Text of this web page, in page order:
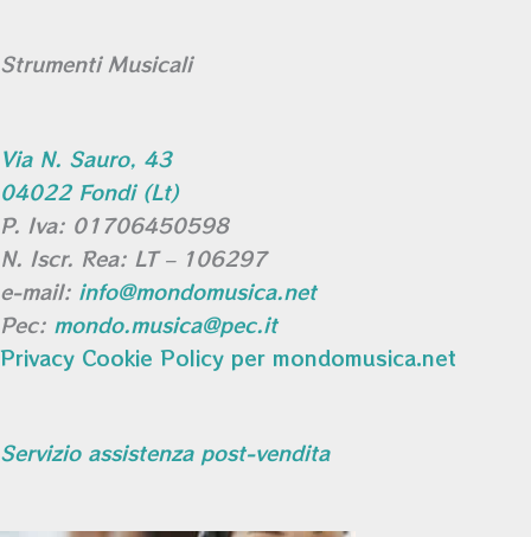
Strumenti Musicali
Via N. Sauro, 43
04022 Fondi (Lt)
P. Iva: 01706450598
N. Iscr. Rea: LT – 106297
e-mail: info@mondomusica.net
Pec: mondo.musica@pec.it
Privacy Cookie Policy per mondomusica.net
Servizio assistenza post-vendita